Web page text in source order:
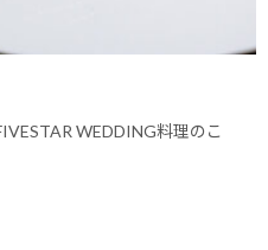
WEDDING料理のこ